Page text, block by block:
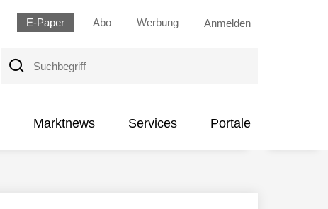
E-Paper Abo Werbung Anmelden
Suchbegriff
Marktnews Services Portale